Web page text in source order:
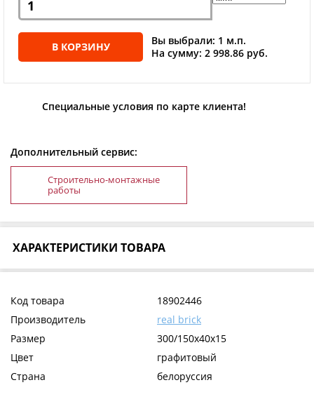
В КОРЗИНУ
Вы выбрали: 1 м.п.
На сумму: 2 998.86 руб.
Специальные условия по карте клиента!
Дополнительный сервис:
Строительно-монтажные
работы
ХАРАКТЕРИСТИКИ ТОВАРА
Код товара
18902446
Производитель
real brick
Размер
300/150x40x15
Цвет
графитовый
Страна
белоруссия